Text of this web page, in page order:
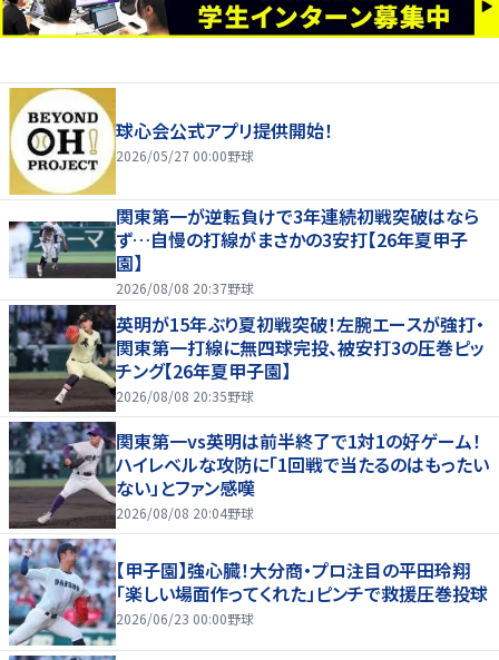
球心会公式アプリ提供開始！
2026/05/27 00:00野球
関東第一が逆転負けで3年連続初戦突破はなら
ず…自慢の打線がまさかの3安打【26年夏甲子
園】
2026/08/08 20:37野球
英明が15年ぶり夏初戦突破！左腕エースが強打・
関東第一打線に無四球完投、被安打3の圧巻ピッ
チング【26年夏甲子園】
2026/08/08 20:35野球
関東第一vs英明は前半終了で1対1の好ゲーム！
ハイレベルな攻防に「1回戦で当たるのはもったい
ない」とファン感嘆
2026/08/08 20:04野球
【甲子園】強心臓！大分商・プロ注目の平田玲翔
「楽しい場面作ってくれた」ピンチで救援圧巻投球
2026/06/23 00:00野球